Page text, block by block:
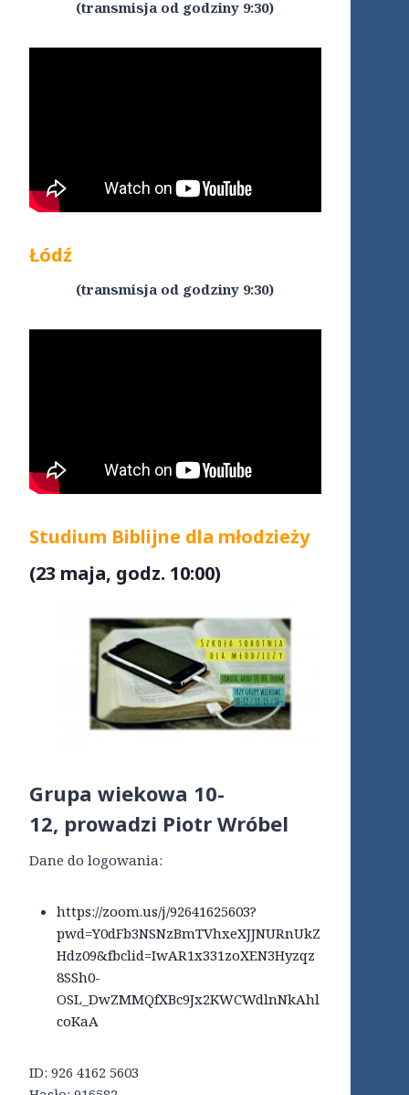
(transmisja od godziny 9:30)
Łódź
(transmisja od godziny 9:30)
Studium Biblijne dla młodzieży
(23 maja, godz. 10:00)
Grupa wiekowa 10-
12, prowadzi Piotr Wróbel
Dane do logowania:
https://zoom.us/j/92641625603?
pwd=Y0dFb3NSNzBmTVhxeXJJNURnUkZ
Hdz09&fbclid=IwAR1x331zoXEN3Hyzqz
8SSh0-
OSL_DwZMMQfXBc9Jx2KWCWdlnNkAhl
coKaA
ID: 926 4162 5603